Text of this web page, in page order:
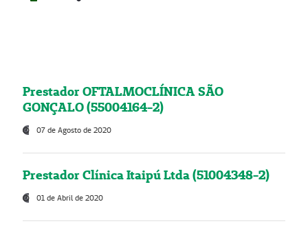
Prestador OFTALMOCLÍNICA SÃO
GONÇALO (55004164-2)
07 de Agosto de 2020
Prestador Clínica Itaipú Ltda (51004348-2)
01 de Abril de 2020